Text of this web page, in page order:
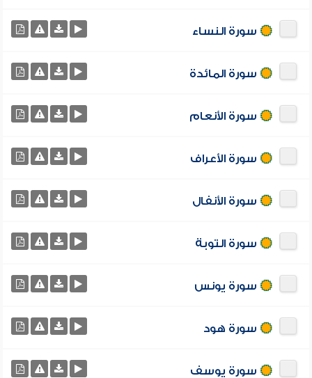
سورة النساء
سورة المائدة
سورة الأنعام
سورة الأعراف
سورة الأنفال
سورة التوبة
سورة يونس
سورة هود
سورة يوسف